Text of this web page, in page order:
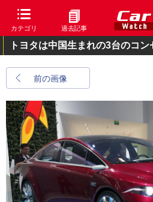
カテゴリ 過去記事
トヨタは中国生まれの3台のコ
前の画像